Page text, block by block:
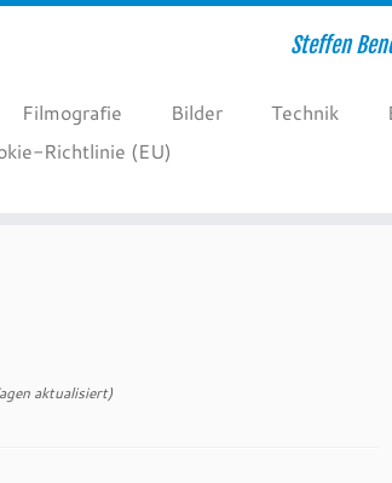
Steffen
Filmografie Bilder Technik
Richtlinie (EU)
aktualisiert)